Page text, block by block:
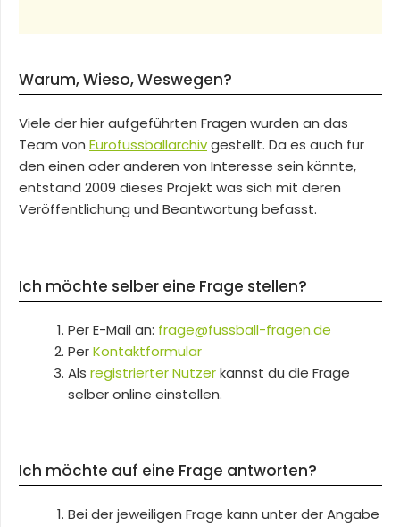
Warum, Wieso, Weswegen?
Viele der hier aufgeführten Fragen wurden an das
Team von Eurofussballarchivgestellt. Da es auch für
den einen oder anderen von Interesse sein könnte,
entstand 2009 dieses Projekt was sich mit deren
Veröffentlichung und Beantwortung befasst.
Ich möchte selber eine Frage stellen?
Per E-Mail an: frage@fussball-fragen.de
PerKontaktformular
Als registrierter Nutzerkannst du die Frage
selber online einstellen.
Ich möchte auf eine Frage antworten?
Bei der jeweiligen Frage kann unter der Angabe